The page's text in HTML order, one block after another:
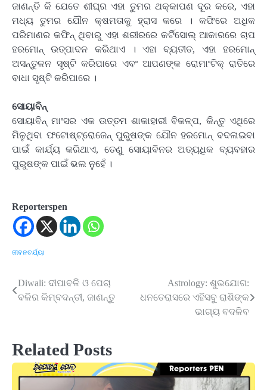
ଜାଣନ୍ତି କି ଯେତେ ଶୀଘ୍ର ଏହା ତୁମର ଥକ୍କାପଣ ଦୂର କରେ, ଏହା
ମଧ୍ୟ ତୁମର ଯୌନ କ୍ଷମତାକୁ ହ୍ରାସ କରେ । କଫିରେ ଅଧିକ
ପରିମାଣର କଫିନ୍ ଥିବାରୁ ଏହା ଶରୀରରେ କର୍ଟିସୋଲ୍ ଆକାରରେ ଚାପ
ହରମୋନ୍ ଉତ୍ପାଦନ କରିଥାଏ । ଏହା ବ୍ୟତୀତ, ଏହା ହରମୋନ୍
ଅସନ୍ତୁଳନ ସୃଷ୍ଟି କରିପାରେ ଏବଂ ଆପଣଙ୍କ ରୋମାଂଟିକ୍ ରାତିରେ
ବାଧା ସୃଷ୍ଟି କରିପାରେ ।
ସୋୟାବିନ୍‌
ସୋୟାବିନ୍ ମାଂସର ଏକ ଉତ୍ତମ ଶାକାହାରୀ ବିକଳ୍ପ, କିନ୍ତୁ ଏଥିରେ
ମିଳୁଥିବା ଫଟୋଷ୍ଟ୍ରୋଜେନ୍ ପୁରୁଷଙ୍କ ଯୌନ ହରମୋନ୍ ବଦଳାଇବା
ପାଇଁ କାର୍ଯ୍ୟ କରିଥାଏ, ତେଣୁ ସୋୟାବିନର ଅତ୍ୟଧିକ ବ୍ୟବହାର
ପୁରୁଷଙ୍କ ପାଇଁ ଭଲ ନୁହେଁ ।
Reporterspen
ଜୀବନଚର୍ଯ୍ୟା
Post
navigation
Diwali: ଦୀପାବଳି ଓ ପେଚା
ବଳିର କିମ୍ବଦନ୍ତୀ, ଜାଣନ୍ତୁ
Astrology: ଶୁଭଯୋଗ:
ଧନତେରାସରେ ଏହିସବୁ ରାଶିଙ୍କ
ଭାଗ୍ୟ ବଦଳିବ
Related Posts